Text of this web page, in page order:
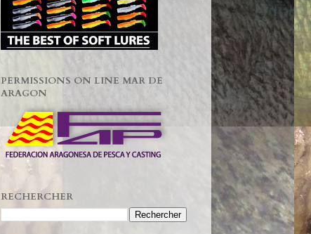
PERMISSIONS ON LINE MAR DE
ARAGON
RECHERCHER